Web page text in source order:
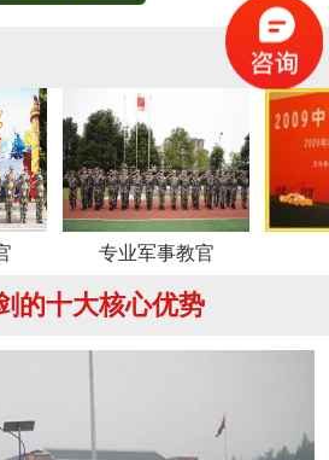
更多
专业军事教官
的十大核心优势